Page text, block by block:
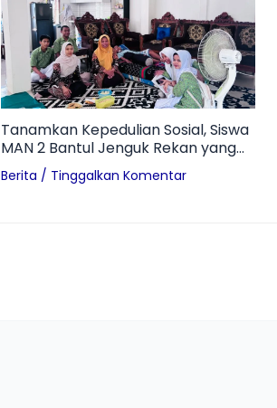
Tanamkan Kepedulian Sosial, Siswa
MAN 2 Bantul Jenguk Rekan yang
Alami Kecelakaan
Berita / Tinggalkan Komentar